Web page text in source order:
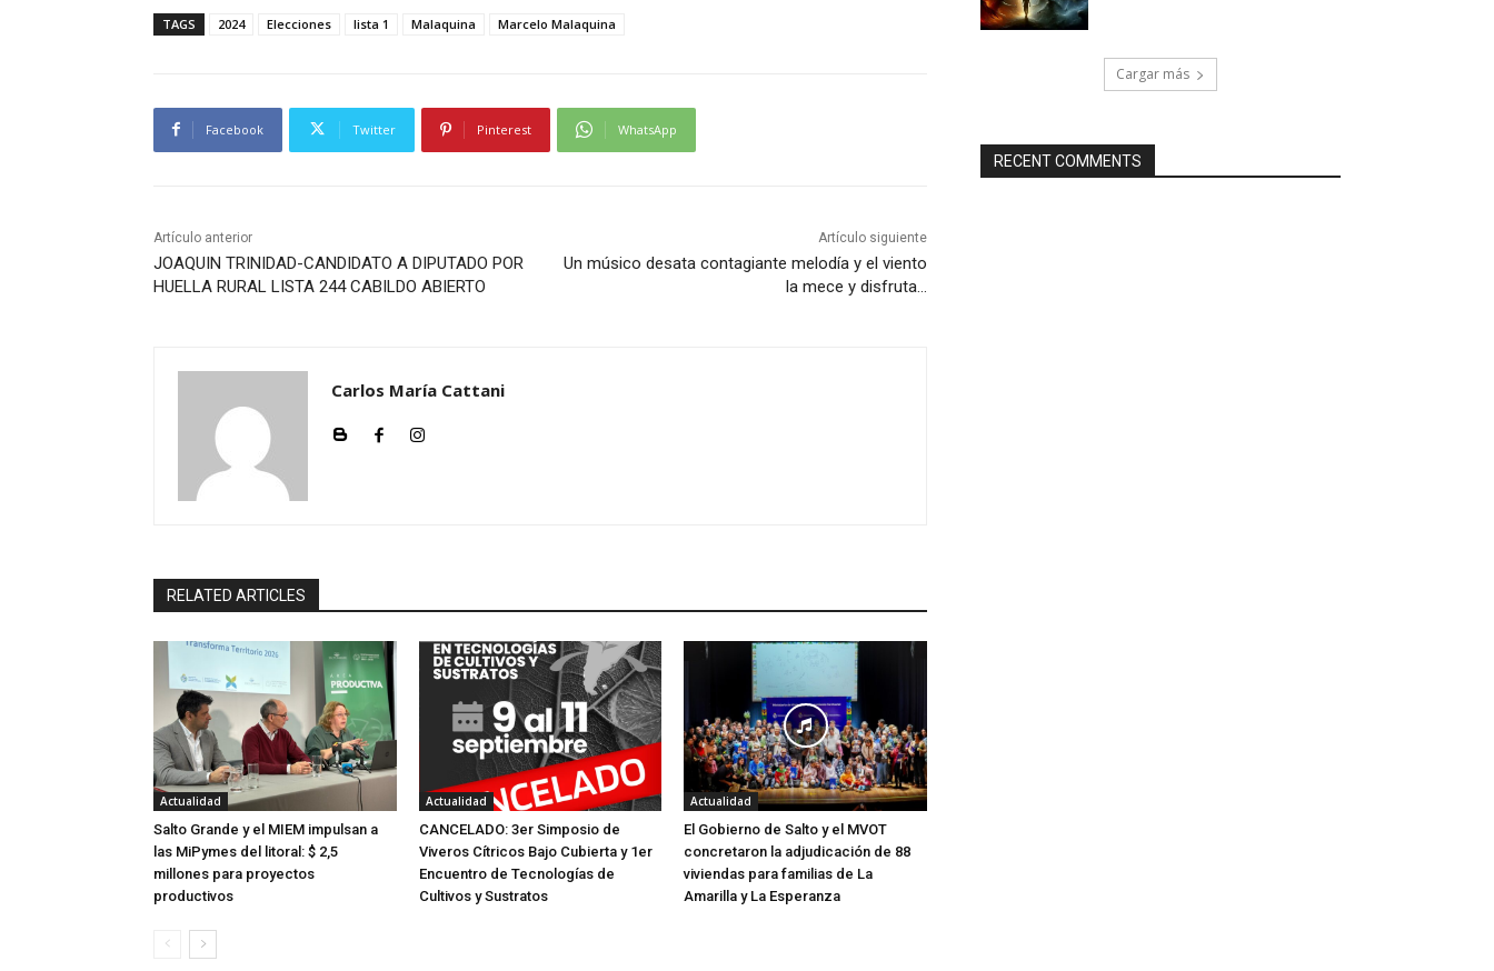
TAGS 2024 Elecciones lista 1 Malaquina Marcelo Malaquina
Facebook Twitter Pinterest WhatsApp
Artículo anterior
JOAQUIN TRINIDAD-CANDIDATO A DIPUTADO POR
HUELLA RURAL LISTA 244 CABILDO ABIERTO
Artículo siguiente
Un músico desata contagiante melodía y el viento
la mece y disfruta…
Carlos María Cattani
RELATED ARTICLES
Actualidad
Salto Grande y el MIEM impulsan a
las MiPymes del litoral: $ 2,5
millones para proyectos
productivos
Actualidad
CANCELADO: 3er Simposio de
Viveros Cítricos Bajo Cubierta y 1er
Encuentro de Tecnologías de
Cultivos y Sustratos
Actualidad
El Gobierno de Salto y el MVOT
concretaron la adjudicación de 88
viviendas para familias de La
Amarilla y La Esperanza
Cargar más
RECENT COMMENTS